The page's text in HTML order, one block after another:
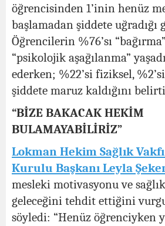
öğrencisinden 1’inin henüz
başlamadan şiddete uğradığı
Öğrencilerin %76’sı
“psikolojik aşağılanma”
ederken; %22’si fiziksel,
şiddete maruz kaldığını
“BİZE BAKACAK HEKİM
BULAMAYABİLİRİZ”
Lokman Hekim Sağlık
Kurulu Başkanı Leyla
mesleki motivasyonu ve
geleceğini tehdit ettiğini
söyledi: “Henüz öğrenciyken